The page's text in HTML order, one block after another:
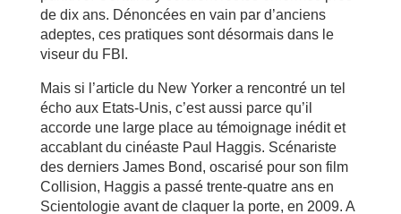
de dix ans. Dénoncées en vain par d’anciens
adeptes, ces pratiques sont désormais dans le
viseur du FBI.
Mais si l’article du New Yorker a rencontré un tel
écho aux Etats-Unis, c’est aussi parce qu’il
accorde une large place au témoignage inédit et
accablant du cinéaste Paul Haggis. Scénariste
des derniers James Bond, oscarisé pour son film
Collision, Haggis a passé trente-quatre ans en
Scientologie avant de claquer la porte, en 2009. A